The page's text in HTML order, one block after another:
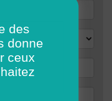
de
des
donne
ceux